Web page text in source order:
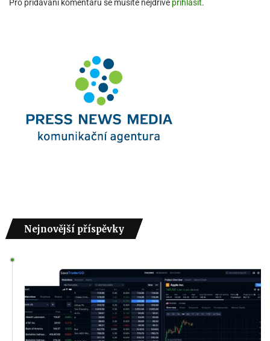
Pro přidávání komentářů se musíte nejdříve přihlásit.
Nejnovější příspěvky